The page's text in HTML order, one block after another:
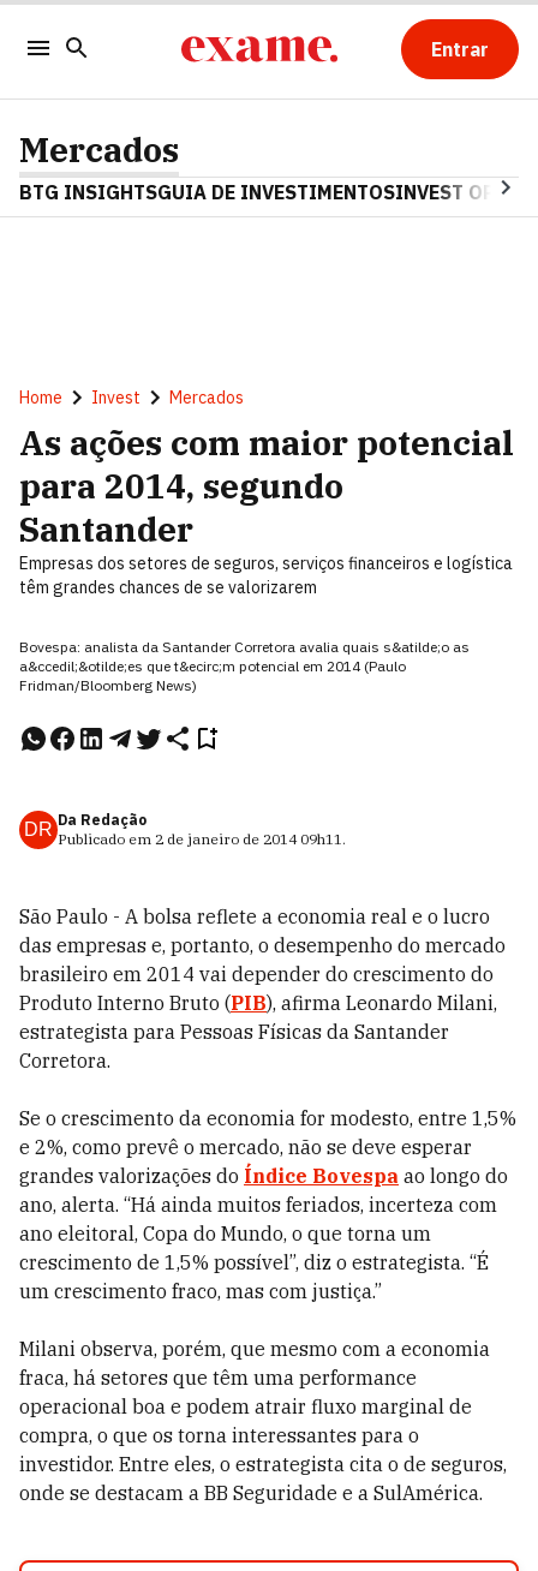
Entrar
Mercados
BTG INSIGHTSGUIA DE INVESTIMENTOSINVEST OPINA
Home Invest Mercados
As ações com maior potencial
para 2014, segundo
Santander
Empresas dos setores de seguros, serviços financeiros e logística
têm grandes chances de se valorizarem
Bovespa: analista da Santander Corretora avalia quais s&atilde;o as
a&ccedil;&otilde;es que t&ecirc;m potencial em 2014 (Paulo
Fridman/Bloomberg News)
DR Da Redação
Publicado em 2 de janeiro de 2014 09h11.
São Paulo - A bolsa reflete a economia real e o lucro
das empresas e, portanto, o desempenho do mercado
brasileiro em 2014 vai depender do crescimento do
Produto Interno Bruto (PIB), afirma Leonardo Milani,
estrategista para Pessoas Físicas da Santander
Corretora.
Se o crescimento da economia for modesto, entre 1,5%
e 2%, como prevê o mercado, não se deve esperar
grandes valorizações do Índice Bovespa ao longo do
ano, alerta. “Há ainda muitos feriados, incerteza com
ano eleitoral, Copa do Mundo, o que torna um
crescimento de 1,5% possível”, diz o estrategista. “É
um crescimento fraco, mas com justiça.”
Milani observa, porém, que mesmo com a economia
fraca, há setores que têm uma performance
operacional boa e podem atrair fluxo marginal de
compra, o que os torna interessantes para o
investidor. Entre eles, o estrategista cita o de seguros,
onde se destacam a BB Seguridade e a SulAmérica.